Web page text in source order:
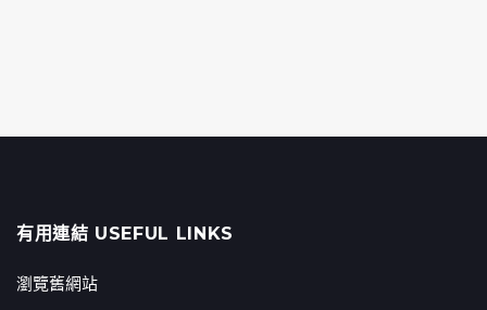
有用連結 USEFUL LINKS
瀏覽舊網站